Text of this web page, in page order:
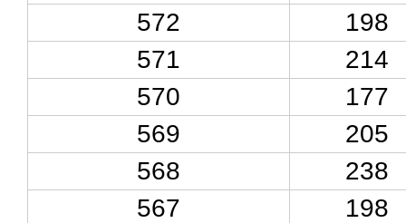
572
198
571
214
570
177
569
205
568
238
567
198